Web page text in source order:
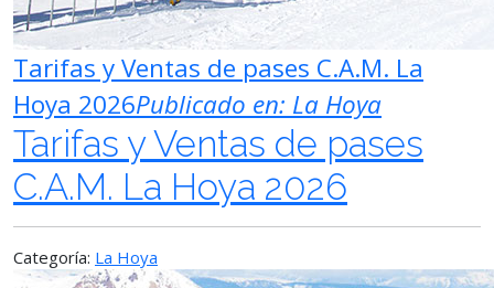
Tarifas y Ventas de pases C.A.M. La
Hoya 2026Publicado en: La Hoya
Tarifas y Ventas de pases
C.A.M. La Hoya 2026
Categoría: La Hoya